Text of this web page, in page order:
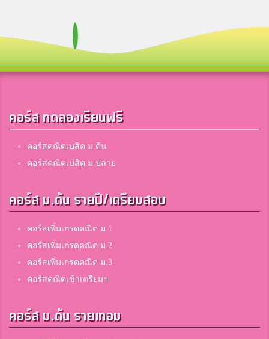
คอร์ส ทดลองเรียนฟรี
คอร์สคณิตเบสิค ม.ต้น
คอร์สคณิตเบสิค ม.ปลาย
คอร์ส ม.ต้น รายปี/เตรียมสอบ
คอร์สเพิ่มเกรดคณิต ม.1
คอร์สเพิ่มเกรดคณิต ม.2
คอร์สเพิ่มเกรดคณิต ม.3
คอร์สคณิตเข้าเตรียมฯ
คอร์ส ม.ต้น รายเทอม